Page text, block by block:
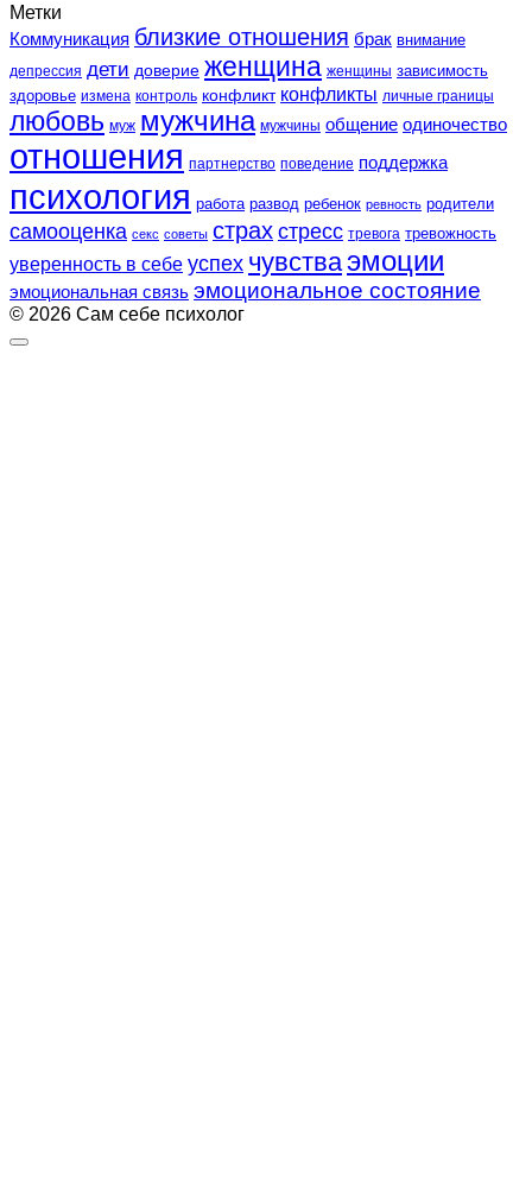
Метки
Коммуникация близкие отношения брак внимание
депрессия дети доверие женщина женщины зависимость
здоровье измена контроль конфликт конфликты личные границы
любовь муж мужчина мужчины общение одиночество
отношения партнерство поведение поддержка
психология работа развод ребенок ревность родители
самооценка секс советы страхстресс тревога тревожность
уверенность в себе успех чувстваэмоции
эмоциональная связь эмоциональное состояние
© 2026 Сам себе психолог